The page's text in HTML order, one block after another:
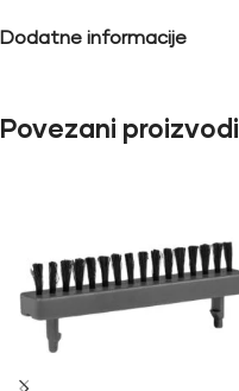
Dodatne informacije
Povezani proizvodi